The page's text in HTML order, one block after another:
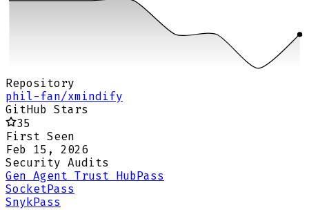
Repository
phil-fan/xmindify
GitHub Stars
35
First Seen
Feb 15, 2026
Security Audits
Gen Agent Trust Hub Pass
Socket Pass
Snyk Pass